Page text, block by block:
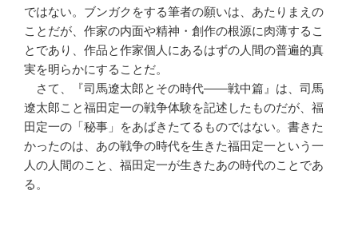
ではない。ブンガクをする筆者の願いは、あたりまえの
ことだが、作家の内面や精神・創作の根源に肉薄するこ
とであり、作品と作家個人にあるはずの人間の普遍的真
実を明らかにすることだ。
さて、『司馬遼太郎とその時代――戦中篇』は、司馬
遼太郎こと福田定一の戦争体験を記述したものだが、福
田定一の「秘事」をあばきたてるものではない。書きた
かったのは、あの戦争の時代を生きた福田定一という一
人の人間のこと、福田定一が生きたあの時代のことであ
る。